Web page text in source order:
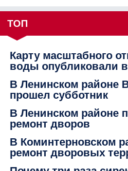
ТОП
Карту масштабного
воды опубликовали
В Ленинском районе
прошел субботник
В Ленинском районе
ремонт дворов
В Коминтерновском
ремонт дворовых